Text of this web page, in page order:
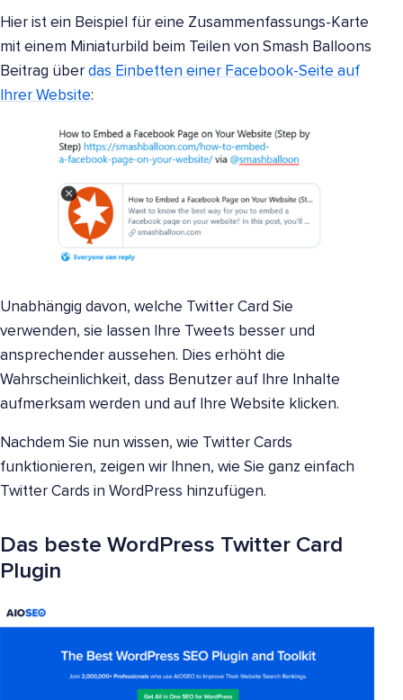
Hier ist ein Beispiel für eine Zusammenfassungs-Karte
mit einem Miniaturbild beim Teilen von Smash Balloons
Beitrag über das Einbetten einer Facebook-Seite auf
Ihrer Website:
Unabhängig davon, welche Twitter Card Sie
verwenden, sie lassen Ihre Tweets besser und
ansprechender aussehen. Dies erhöht die
Wahrscheinlichkeit, dass Benutzer auf Ihre Inhalte
aufmerksam werden und auf Ihre Website klicken.
Nachdem Sie nun wissen, wie Twitter Cards
funktionieren, zeigen wir Ihnen, wie Sie ganz einfach
Twitter Cards in WordPress hinzufügen.
Das beste WordPress Twitter Card
Plugin